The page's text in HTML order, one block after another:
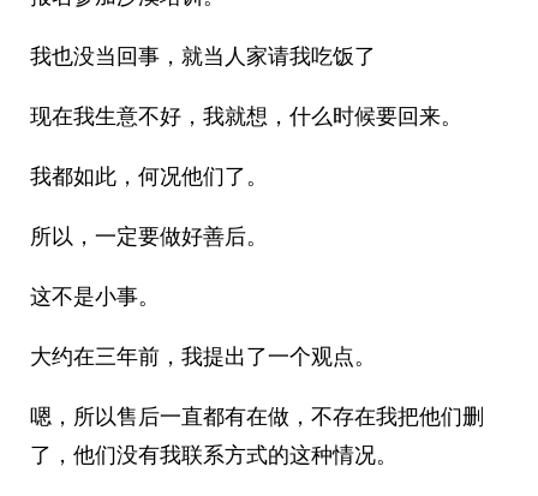
我也没当回事，就当人家请我吃饭了
现在我生意不好，我就想，什么时候要回来。
我都如此，何况他们了。
所以，一定要做好善后。
这不是小事。
大约在三年前，我提出了一个观点。
嗯，所以售后一直都有在做，不存在我把他们删
了，他们没有我联系方式的这种情况。